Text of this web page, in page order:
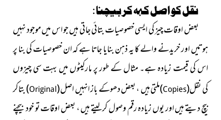
نقل کو اصل کہہ کر بیچنا :
بعض اوقات چیز کی ایسی خصوصیات بتائی جاتی ہیں جو اس میں موجود نہیں
ہوتیں اور خریدنے والے کا یہ ذہن بنایا جاتا ہے کہ ان خصوصیات کی بنا پر
اس کی قیمت زیادہ ہے۔ مثال کے طور پر مارکیٹوں میں بہت سی چیزوں
کینقل(
Copies
)ملتی ہیں ، بعض دھوکے باز انہیں اصل(
Original
)بتاکر
بیچ دیتے ہیں اور یوں زیادہ رقم وصول کرلیتے ہیں ، بعض اوقات تو خود بیچنے